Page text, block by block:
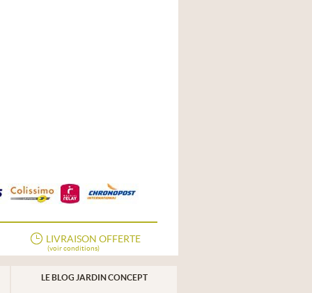
LIVRAISON OFFERTE
(voir conditions)
LE BLOG JARDIN CONCEPT